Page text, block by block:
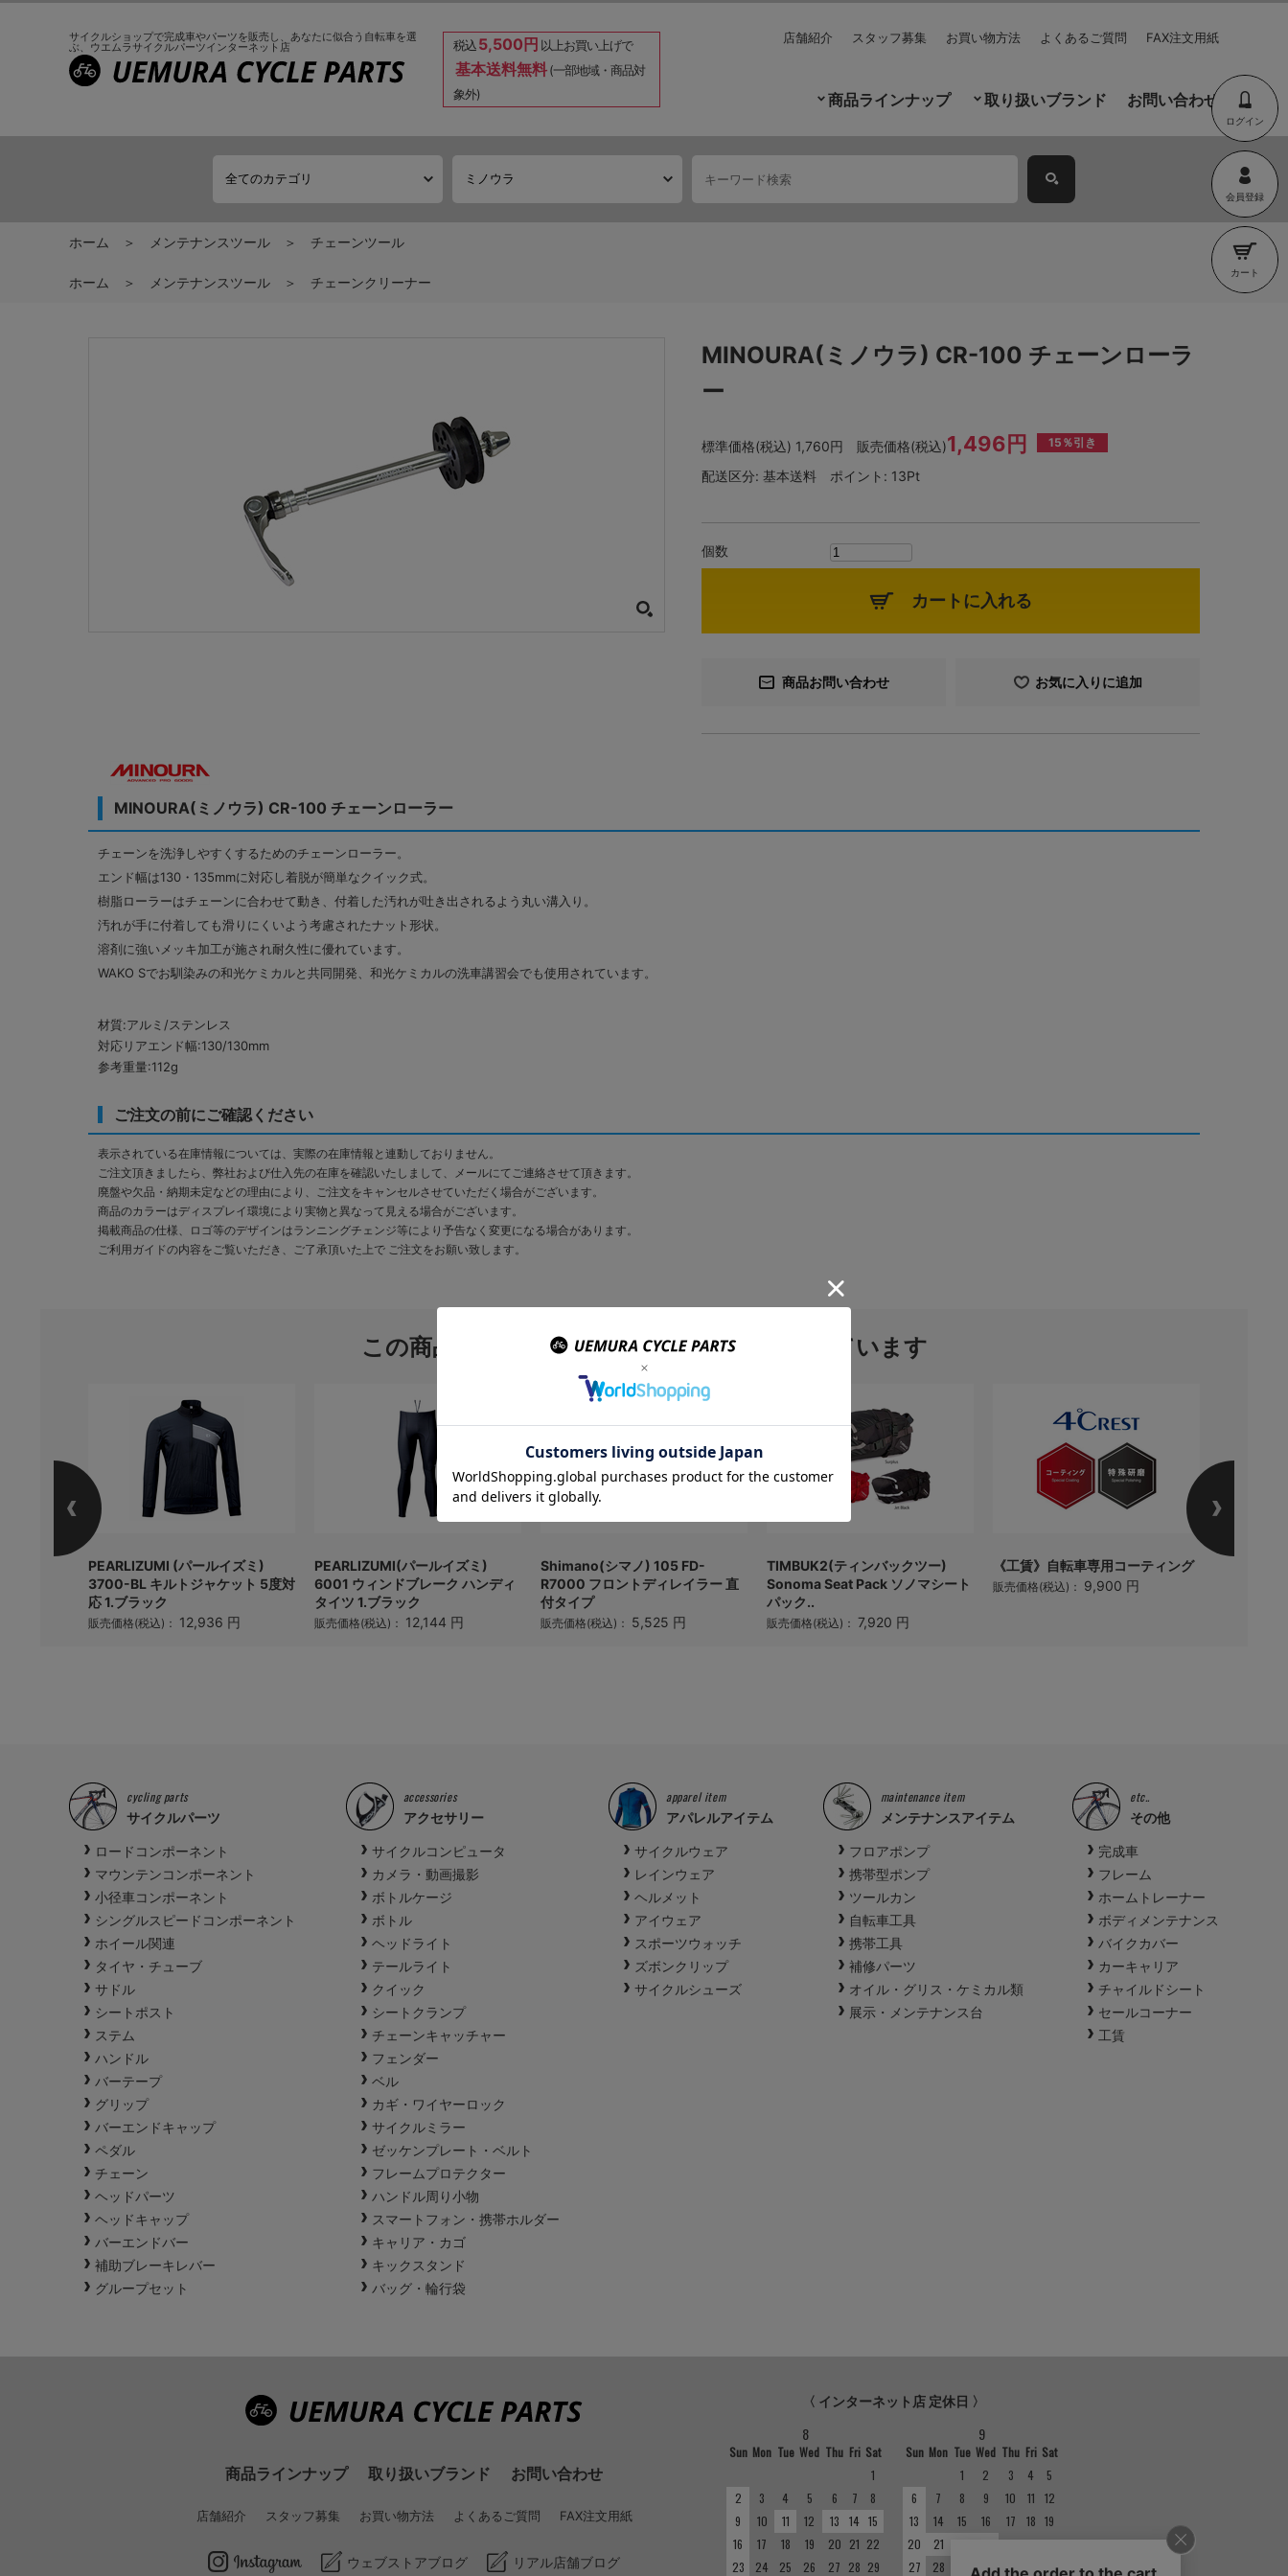
サイクルショップで完成車やパーツを販売し、 あなたに似合う自転車を選
ぶ、 ウエムラサイクルパーツインターネット店 税込5,500円 以上お買い上げで
基本送料無料(一部地域・商品対
象外)
店舗紹介 スタッフ募集 お買い物方法 よくあるご質問 FAX注文用紙
ログイン
会員登録
カート
商品ラインナップ 取り扱いブランド お問い合わせ
ホーム メンテナンスツール チェーンツール
ホーム メンテナンスツール チェーンクリーナー
MINOURA(ミノウラ) CR-100 チェーンローラ
ー
標準価格(税込) 1,760円 販売価格(税込)1,496円 15％引き
配送区分: 基本送料 ポイント: 13Pt
個数
カートに入れる
商品お問い合わせ お気に入りに追加
MINOURA(ミノウラ) CR-100 チェーンローラー
チェーンを洗浄しやすくするためのチェーンローラー。
エンド幅は130・135mmに対応し着脱が簡単なクイック式。
樹脂ローラーはチェーンに合わせて動き、付着した汚れが吐き出されるよう丸い溝入り。
汚れが手に付着しても滑りにくいよう考慮されたナット形状。
溶剤に強いメッキ加工が施され耐久性に優れています。
WAKO Sでお馴染みの和光ケミカルと共同開発、和光ケミカルの洗車講習会でも使用されています。
材質:アルミ/ステンレス
対応リアエンド幅:130/130mm
参考重量:112g
ご注文の前にご確認ください
表示されている在庫情報については、実際の在庫情報と連動しておりません。
ご注文頂きましたら、弊社および仕入先の在庫を確認いたしまして、メールにてご連絡させて頂きます。
廃盤や欠品・納期未定などの理由により、ご注文をキャンセルさせていただく場合がございます。
商品のカラーはディスプレイ環境により実物と異なって見える場合がございます。
掲載商品の仕様、ロゴ等のデザインはランニングチェンジ等により予告なく変更になる場合があります。
ご利用ガイドの内容をご覧いただき、ご了承頂いた上で ご注文をお願い致します。
この商品を購入のお客様はこんな商品を買っています
PEARLIZUMI (パールイズミ)
3700-BL キルトジャケット 5度対
応 1.ブラック
販売価格(税込)： 12,936 円
PEARLIZUMI(パールイズミ)
6001 ウィンドブレーク ハンディ
タイツ 1.ブラック
販売価格(税込)： 12,144 円
Shimano(シマノ) 105 FD-
R7000 フロントディレイラー 直
付タイプ
販売価格(税込)： 5,525 円
TIMBUK2(ティンバックツー)
Sonoma Seat Pack ソノマシート
パック..
販売価格(税込)： 7,920 円
《工賃》自転車専用コーティング
販売価格(税込)： 9,900 円
cycling parts
サイクルパーツ
ロードコンポーネント
マウンテンコンポーネント
小径車コンポーネント
シングルスピードコンポーネント
ホイール関連
タイヤ・チューブ
サドル
シートポスト
ステム
ハンドル
バーテープ
グリップ
バーエンドキャップ
ペダル
チェーン
ヘッドパーツ
ヘッドキャップ
バーエンドバー
補助ブレーキレバー
グループセット
accessories
アクセサリー
サイクルコンピュータ
カメラ・動画撮影
ボトルケージ
ボトル
ヘッドライト
テールライト
クイック
シートクランプ
チェーンキャッチャー
フェンダー
ベル
カギ・ワイヤーロック
サイクルミラー
ゼッケンプレート・ベルト
フレームプロテクター
ハンドル周り小物
スマートフォン・携帯ホルダー
キャリア・カゴ
キックスタンド
バッグ・輪行袋
apparel item
アパレルアイテム
サイクルウェア
レインウェア
ヘルメット
アイウェア
スポーツウォッチ
ズボンクリップ
サイクルシューズ
maintenance item
メンテナンスアイテム
フロアポンプ
携帯型ポンプ
ツールカン
自転車工具
携帯工具
補修パーツ
オイル・グリス・ケミカル類
展示・メンテナンス台
etc..
その他
完成車
フレーム
ホームトレーナー
ボディメンテナンス
バイクカバー
カーキャリア
チャイルドシート
セールコーナー
工賃
商品ラインナップ 取り扱いブランド お問い合わせ
店舗紹介 スタッフ募集 お買い物方法 よくあるご質問 FAX注文用紙
ウェブストアブログ リアル店舗ブログ
〈 インターネット店 定休日 〉
8
Sun Mon Tue Wed Thu Fri Sat
1
2
3 4 5 6 7
8
9
10 11 12 13 14 15
16
17 18 19 20 21 22
23
24 25 26 27 28 29
9
Sun Mon Tue Wed Thu Fri Sat
1
2 3 4
5
6
7 8 9 10 11
12
13
14 15 16 17 18 19
20
21 24 25 26
27
28 30